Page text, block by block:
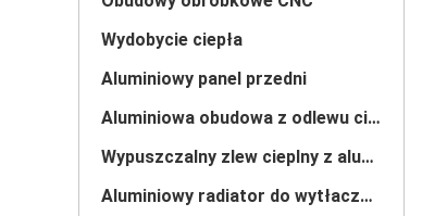
Wydobycie ciepła
Aluminiowy panel przedni
Aluminiowa obudowa z odlewu ciśnieniowego
Wypuszczalny zlew cieplny z aluminium
Aluminiowy radiator do wytłaczania